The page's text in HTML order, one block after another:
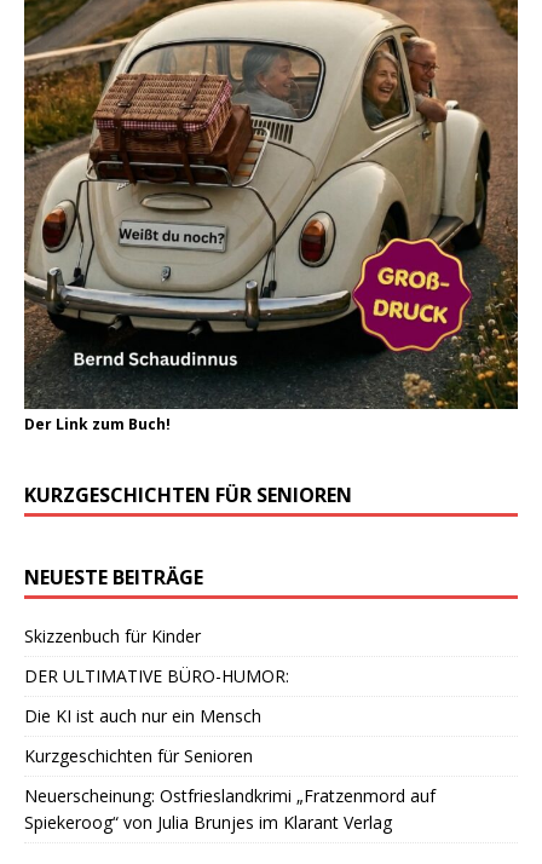
Der Link zum Buch!
KURZGESCHICHTEN FÜR SENIOREN
NEUESTE BEITRÄGE
Skizzenbuch für Kinder
DER ULTIMATIVE BÜRO-HUMOR:
Die KI ist auch nur ein Mensch
Kurzgeschichten für Senioren
Neuerscheinung: Ostfrieslandkrimi „Fratzenmord auf
Spiekeroog“ von Julia Brunjes im Klarant Verlag